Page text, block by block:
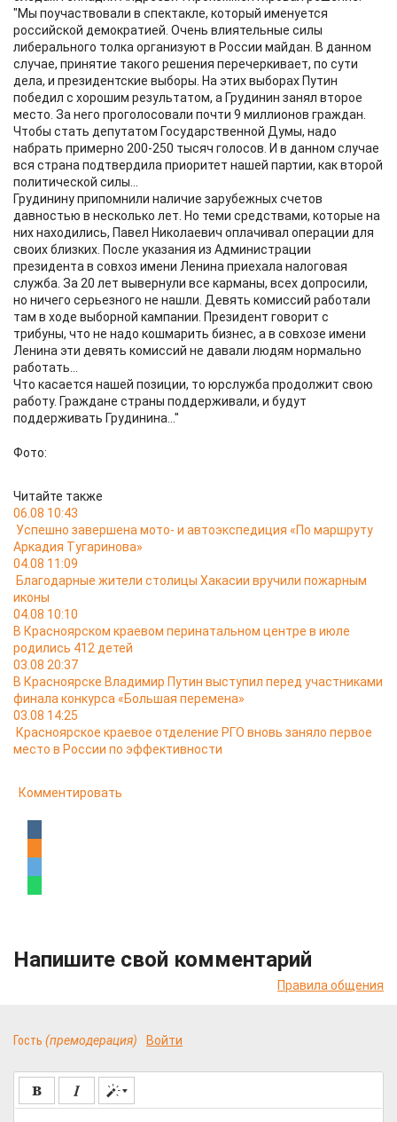
"Мы поучаствовали в спектакле, который именуется
российской демократией. Очень влиятельные силы
либерального толка организуют в России майдан. В данном
случае, принятие такого решения перечеркивает, по сути
дела, и президентские выборы. На этих выборах Путин
победил с хорошим результатом, а Грудинин занял второе
место. За него проголосовали почти 9 миллионов граждан.
Чтобы стать депутатом Государственной Думы, надо
набрать примерно 200-250 тысяч голосов. И в данном случае
вся страна подтвердила приоритет нашей партии, как второй
политической силы...
Грудинину припомнили наличие зарубежных счетов
давностью в несколько лет. Но теми средствами, которые на
них находились, Павел Николаевич оплачивал операции для
своих близких. После указания из Администрации
президента в совхоз имени Ленина приехала налоговая
служба. За 20 лет вывернули все карманы, всех допросили,
но ничего серьезного не нашли. Девять комиссий работали
там в ходе выборной кампании. Президент говорит с
трибуны, что не надо кошмарить бизнес, а в совхозе имени
Ленина эти девять комиссий не давали людям нормально
работать...
Что касается нашей позиции, то юрслужба продолжит свою
работу. Граждане страны поддерживали, и будут
поддерживать Грудинина..."
Фото:
Читайте также
06.08 10:43
Успешно завершена мото- и автоэкспедиция «По маршруту
Аркадия Тугаринова»
04.08 11:09
Благодарные жители столицы Хакасии вручили пожарным
иконы
04.08 10:10
В Красноярском краевом перинатальном центре в июле
родились 412 детей
03.08 20:37
В Красноярске Владимир Путин выступил перед участниками
финала конкурса «Большая перемена»
03.08 14:25
Красноярское краевое отделение РГО вновь заняло первое
место в России по эффективности
Комментировать
Напишите свой комментарий
Правила общения
Гость (премодерация) Войти